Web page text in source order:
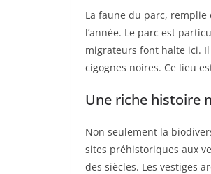
La faune du parc, remplie
l’année. Le parc est
migrateurs font halte ici.
cigognes noires. Ce lieu
Une riche histoire
Non seulement la
sites préhistoriques aux
des siècles. Les vestiges